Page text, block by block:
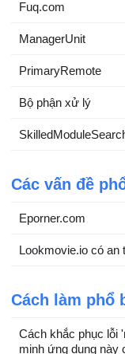
Fuq.com
ManagerUnit
PrimaryRemote
Bộ phận xử lý
Các vấn đề
Eporner.com
Lookmovie.io có an
Cách làm phổ
Cách khắc phục lỗi
minh ứng dụng này